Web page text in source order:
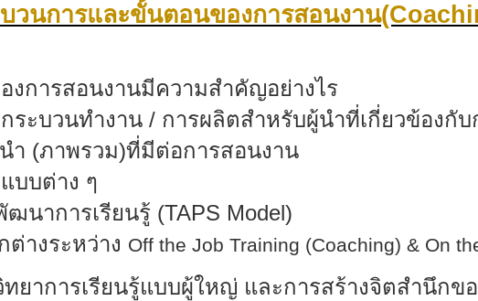
วนการและขั้นตอนของการสอนงาน
งการสอนงานมีความสำคัญอย่างไร
ระบวนทำงาน / การผลิตสำหรับผู้นำที่เกี่ยวข้องกับ
ำ (ภาพรวม)ที่มีต่อการสอนงาน
บบต่าง ๆ
ฒนาการเรียนรู้ (TAPS Model)
างระหว่าง Off the Job Training (Coaching) & On
ยาการเรียนรู้แบบผู้ใหญ่ และการสร้างจิตสำนึกข